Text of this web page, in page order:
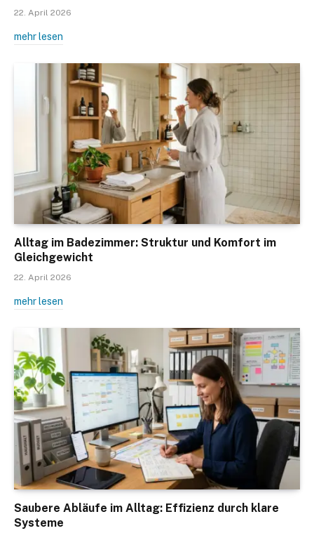
22. April 2026
mehr lesen
Alltag im Badezimmer: Struktur und Komfort im
Gleichgewicht
22. April 2026
mehr lesen
Saubere Abläufe im Alltag: Effizienz durch klare
Systeme